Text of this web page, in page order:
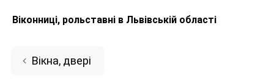
Віконниці, рольставні в Львівській області
Вікна, двері